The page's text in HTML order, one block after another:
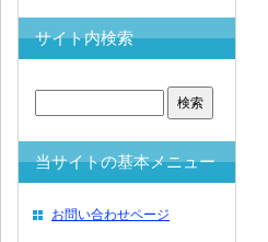
サイト内検索
当サイトの基本メニュー
お問い合わせページ